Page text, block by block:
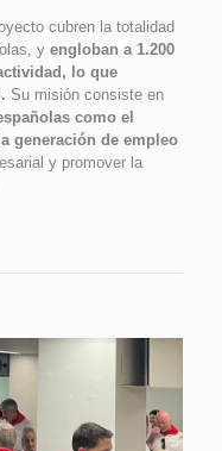
cubren la totalidad
y engloban a 1.200
lo que
Su misión consiste en
como el
generación de empleo
y promover la